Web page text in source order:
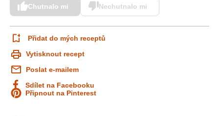
Chutnalo mi Nechutnalo mi
Přidat do mých receptů
Vytisknout recept
Poslat e-mailem
Sdílet na Facebooku
Připnout na Pinterest